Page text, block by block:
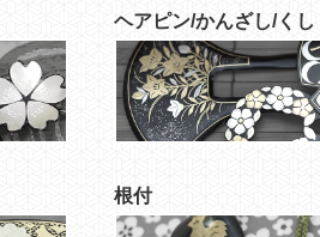
ヘアピン/かんざし/くし
根付